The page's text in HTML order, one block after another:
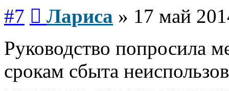
#7 Лариса » 17 май
Руководство попросила
срокам сбыта